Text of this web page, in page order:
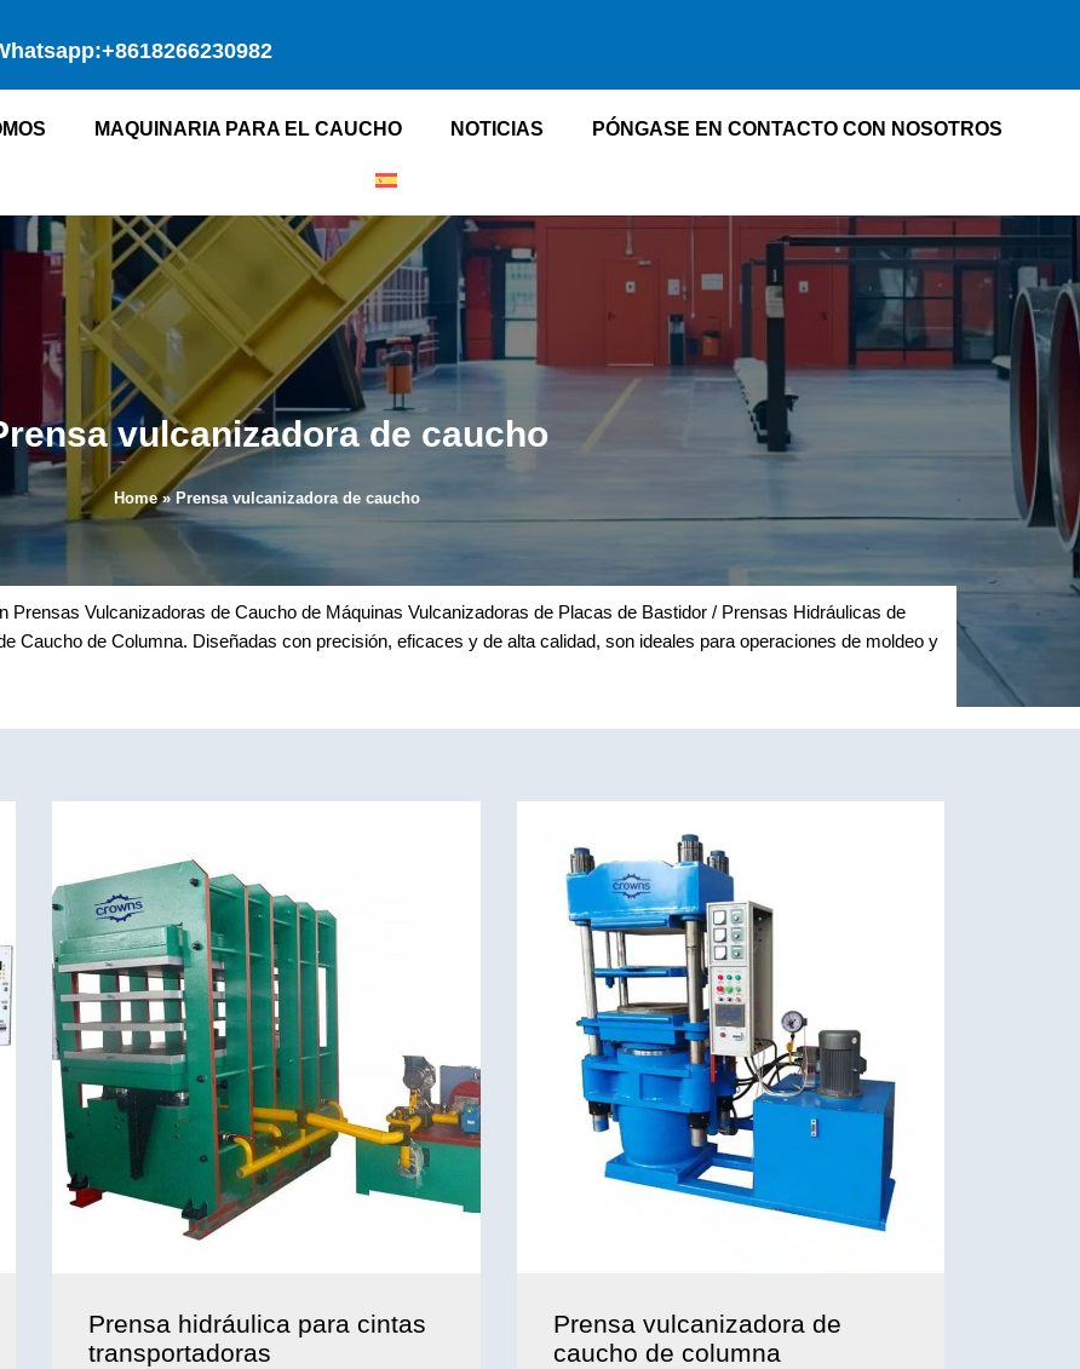
MAQUINARIA PARA EL CAUCHO NOTICIAS PÓNGASE EN CONTACTO CON NOSOTROS
vulcanizadora de caucho
Home» Prensa vulcanizadora de caucho
Vulcanizadoras de Caucho de Máquinas Vulcanizadoras de Placas de Bastidor / Prensas Hidráulicas de
Caucho de Columna. Diseñadas con precisión, eficaces y de alta calidad, son ideales para operaciones de moldeo y
Prensa hidráulica para cintas
transportadoras
Prensa vulcanizadora de
caucho de columna